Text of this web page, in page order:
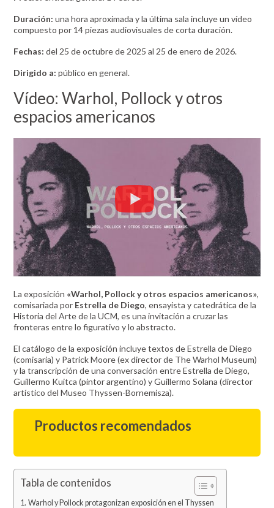
Duración: una hora aproximada y la última sala incluye un vídeo
compuesto por 14 piezas audiovisuales de corta duración.
Fechas: del 25 de octubre de 2025 al 25 de enero de 2026.
Dirigido a: público en general.
Vídeo: Warhol, Pollock y otros
espacios americanos
La exposición «Warhol, Pollock y otros espacios americanos»,
comisariada por Estrella de Diego, ensayista y catedrática de la
Historia del Arte de la UCM, es una invitación a cruzar las
fronteras entre lo figurativo y lo abstracto.
El catálogo de la exposición incluye textos de Estrella de Diego
(comisaria) y Patrick Moore (ex director de The Warhol Museum)
y la transcripción de una conversación entre Estrella de Diego,
Guillermo Kuitca (pintor argentino) y Guillermo Solana (director
artístico del Museo Thyssen-Bornemisza).
Productos recomendados
Tabla de contenidos
Warhol y Pollock protagonizan exposición en el Thyssen